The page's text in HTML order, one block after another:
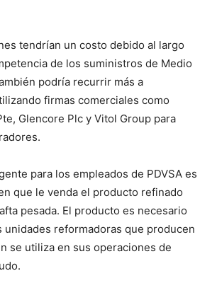
tendrían un costo debido al largo
de los suministros de Medio
podría recurrir más a
firmas comerciales como
Glencore Plc y Vitol Group para
para los empleados de PDVSA es
que le venda el producto refinado
pesada. El producto es necesario
unidades reformadoras que producen
se utiliza en sus operaciones de